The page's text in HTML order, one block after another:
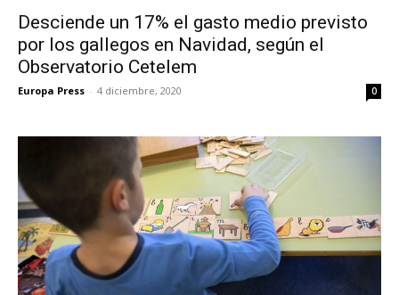
Desciende un 17% el gasto medio previsto
por los gallegos en Navidad, según el
Observatorio Cetelem
Europa Press - 4 diciembre, 2020 0